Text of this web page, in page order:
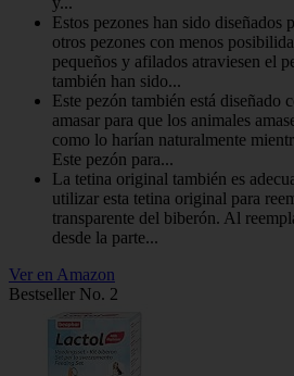
Estos pezones han sido diseñados
otros pezones con menos
pequeños y afilados atraviesen el
también han sido...
Este pezón también está diseñado
amasar para que los animales
como lo harían naturalmente
Este pezón para...
La tetina original también es
utilizar esta tetina original para
transparente del biberón. Al
desde la parte...
Ver en Amazon
Bestseller No. 2